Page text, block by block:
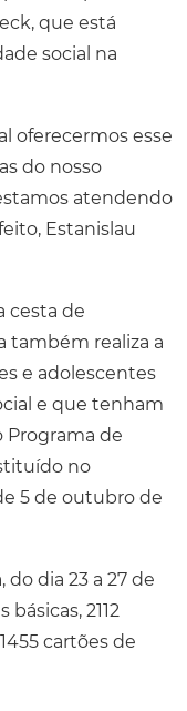
que está
social na
oferecermos esse
do nosso
atendendo
Estanislau
cesta de
também realiza a
e adolescentes
e que tenham
Programa de
no
5 de outubro de
dia 23 a 27 de
2112
cartões de